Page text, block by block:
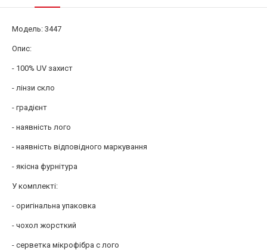
Модель: 3447
Опис:
- 100% UV захист
- лінзи скло
- градієнт
- наявність лого
- наявність відповідного маркування
- якісна фурнітура
У комплекті:
- оригінальна упаковка
- чохол жорсткий
- серветка мікрофібра c лого